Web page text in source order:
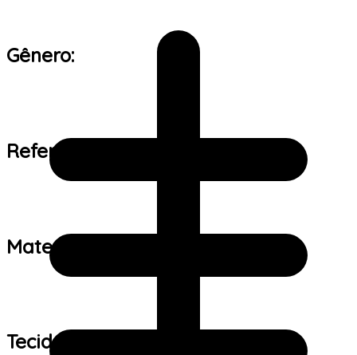
Gênero:
Referência de tamanho:
Material:
Tecido: